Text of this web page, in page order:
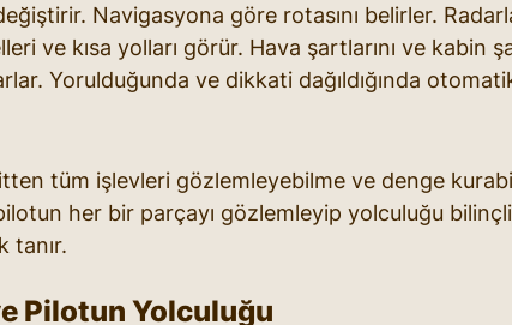
Navigasyona göre rotasını belirler.
ve kısa yolları görür. Hava şartlarını ve kabin
Yorulduğunda ve dikkati dağıldığında
tüm işlevleri gözlemleyebilme ve denge
her bir parçayı gözlemleyip yolculuğu
tanır.
Pilotun Yolculuğu